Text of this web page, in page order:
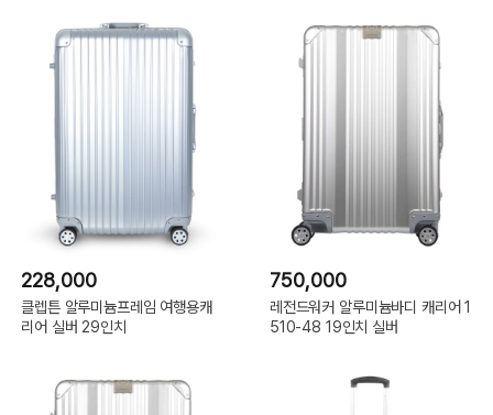
228,000
클렙튼 알루미늄프레임 여행용캐
리어 실버 29인치
750,000
레전드워커 알루미늄바디 캐리어 1
510-48 19인치 실버